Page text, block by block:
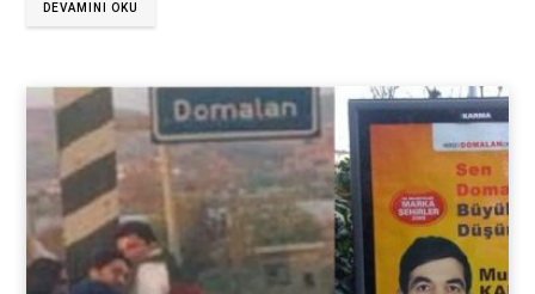
DEVAMINI OKU